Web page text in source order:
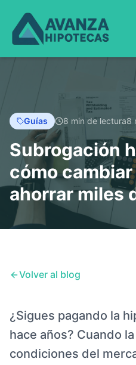
Guías 8 min de lectura8
Subrogación
cómo
ahorrar miles
Volver al blog
¿Sigues pagando la
hace años? Cuando
condiciones del